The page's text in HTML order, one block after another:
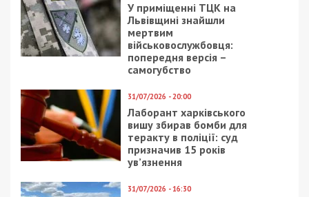
У приміщенні ТЦК на
Львівщині знайшли
мертвим
військовослужбовця:
попередня версія –
самогубство
31/07/2026 - 20:00
Лаборант харківського
вишу збирав бомби для
теракту в поліції: суд
призначив 15 років
ув’язнення
31/07/2026 - 16:30